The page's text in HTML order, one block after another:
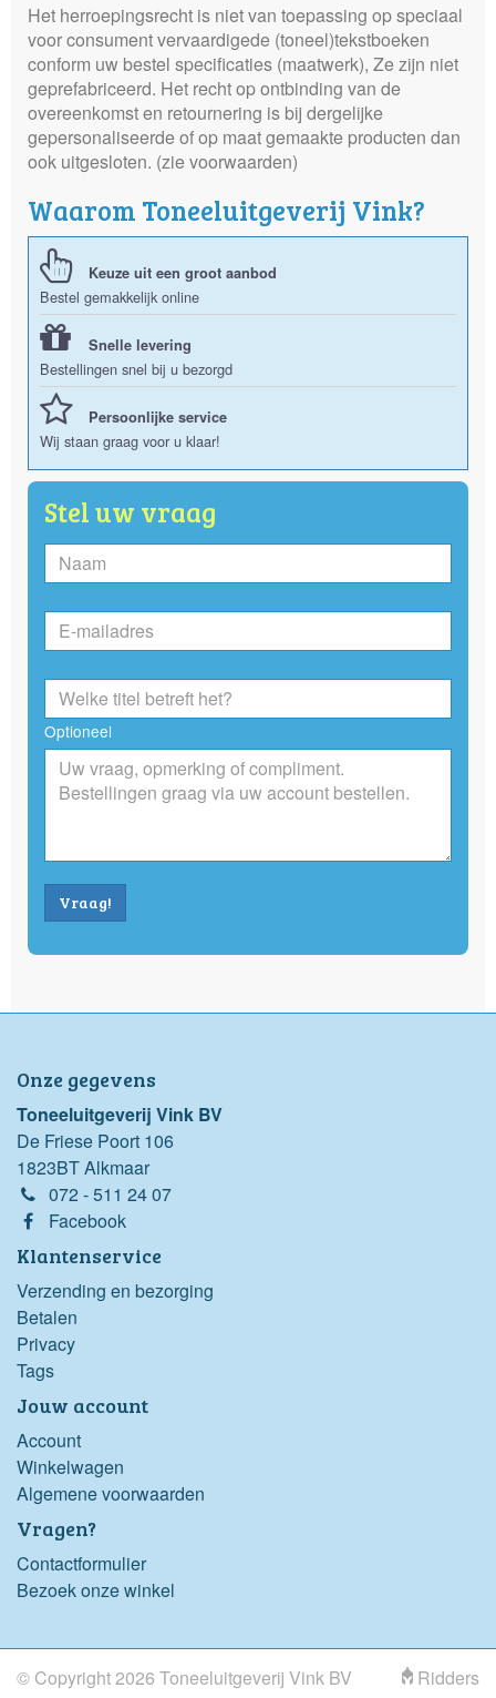
Het herroepingsrecht is niet van toepassing op speciaal
voor consument vervaardigede (toneel)tekstboeken
conform uw bestel specificaties (maatwerk), Ze zijn niet
geprefabriceerd. Het recht op ontbinding van de
overeenkomst en retournering is bij dergelijke
gepersonaliseerde of op maat gemaakte producten dan
ook uitgesloten. (zie voorwaarden)
Waarom Toneeluitgeverij Vink?
Keuze uit een groot aanbod
Bestel gemakkelijk online
Snelle levering
Bestellingen snel bij u bezorgd
Persoonlijke service
Wij staan graag voor u klaar!
Stel uw vraag
Optioneel
Vraag!
Onze gegevens
Toneeluitgeverij Vink BV
De Friese Poort 106
1823BT Alkmaar
072 - 511 24 07
Facebook
Klantenservice
Verzending en bezorging
Betalen
Privacy
Tags
Jouw account
Account
Winkelwagen
Algemene voorwaarden
Vragen?
Contactformulier
Bezoek onze winkel
© Copyright 2026 Toneeluitgeverij Vink BV Ridders